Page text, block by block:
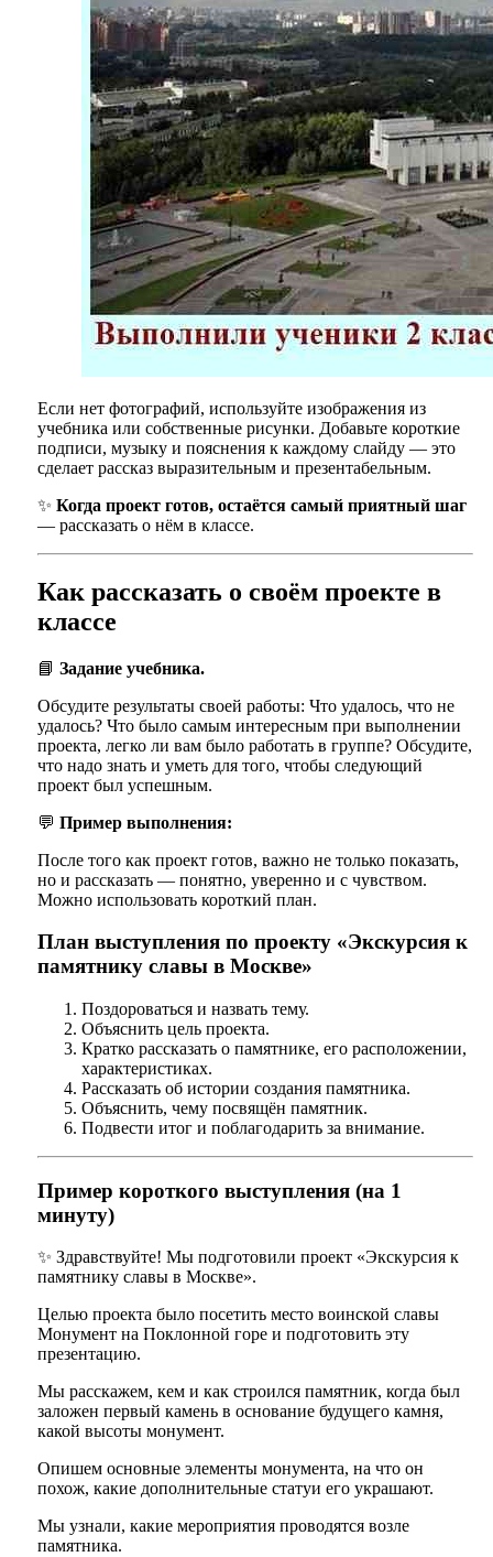
Если нет фотографий, используйте изображения из
учебника или собственные рисунки. Добавьте короткие
подписи, музыку и пояснения к каждому слайду — это
сделает рассказ выразительным и презентабельным.
✨ Когда проект готов, остаётся самый приятный шаг
— рассказать о нём в классе.
Как рассказать о своём проекте в
классе
📘 Задание учебника.
Обсудите результаты своей работы: Что удалось, что не
удалось? Что было самым интересным при выполнении
проекта, легко ли вам было работать в группе? Обсудите,
что надо знать и уметь для того, чтобы следующий
проект был успешным.
💬 Пример выполнения:
После того как проект готов, важно не только показать,
но и рассказать — понятно, уверенно и с чувством.
Можно использовать короткий план.
План выступления по проекту «Экскурсия к
памятнику славы в Москве»
Поздороваться и назвать тему.
Объяснить цель проекта.
Кратко рассказать о памятнике, его расположении,
характеристиках.
Рассказать об истории создания памятника.
Объяснить, чему посвящён памятник.
Подвести итог и поблагодарить за внимание.
Пример короткого выступления (на 1
минуту)
✨ Здравствуйте! Мы подготовили проект «Экскурсия к
памятнику славы в Москве».
Целью проекта было посетить место воинской славы
Монумент на Поклонной горе и подготовить эту
презентацию.
Мы расскажем, кем и как строился памятник, когда был
заложен первый камень в основание будущего камня,
какой высоты монумент.
Опишем основные элементы монумента, на что он
похож, какие дополнительные статуи его украшают.
Мы узнали, какие мероприятия проводятся возле
памятника.